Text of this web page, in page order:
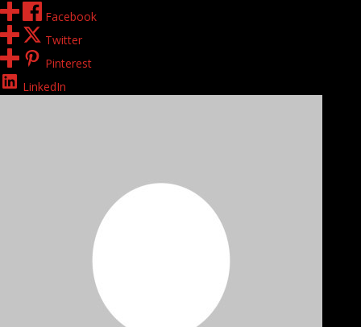
Facebook
Twitter
Pinterest
LinkedIn